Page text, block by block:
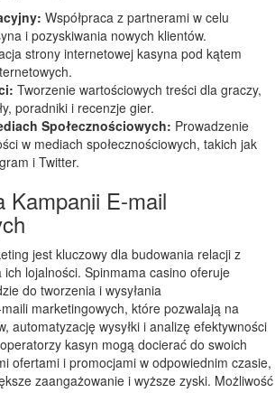
Współpraca z partnerami w celu
i pozyskiwania nowych klientów.
strony internetowej kasyna pod kątem
Tworzenie wartościowych treści dla graczy,
poradniki i recenzje gier.
Społecznościowych: Prowadzenie
w mediach społecznościowych, takich jak
i Twitter.
Kampanii E-mail
jest kluczowy dla budowania relacji z
lojalności. Spinmama casino oferuje
do tworzenia i wysyłania
marketingowych, które pozwalają na
automatyzację wysyłki i analizę efektywności
kasyn mogą docierać do swoich
ofertami i promocjami w odpowiednim czasie,
zaangażowanie i wyższe zyski. Możliwość